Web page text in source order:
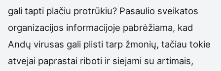
gali tapti plačiu protrūkiu? Pasaulio sveikatos
organizacijos informacijoje pabrėžiama, kad
Andų virusas gali plisti tarp žmonių, tačiau tokie
atvejai paprastai riboti ir siejami su artimais,